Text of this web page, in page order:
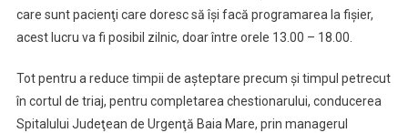
care sunt pacienţi care doresc să îşi facă programarea la fişier,
acest lucru va fi posibil zilnic, doar între orele 13.00 – 18.00.
Tot pentru a reduce timpii de aşteptare precum şi timpul petrecut
în cortul de triaj, pentru completarea chestionarului, conducerea
Spitalului Judeţean de Urgenţă Baia Mare, prin managerul